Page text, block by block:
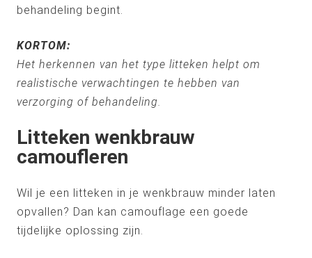
behandeling begint.
KORTOM:
Het herkennen van het type litteken helpt om
realistische verwachtingen te hebben van
verzorging of behandeling.
Litteken wenkbrauw
camoufleren
Wil je een litteken in je wenkbrauw minder laten
opvallen? Dan kan camouflage een goede
tijdelijke oplossing zijn.